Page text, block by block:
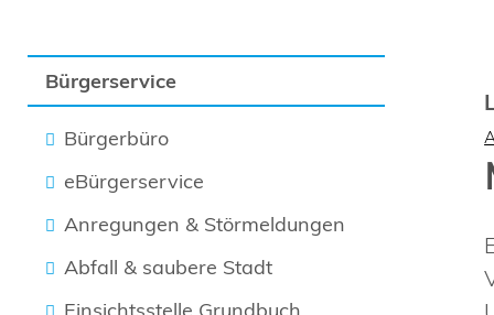
Bürgerservice
Bürgerbüro
eBürgerservice
Anregungen & Störmeldungen
Abfall & saubere Stadt